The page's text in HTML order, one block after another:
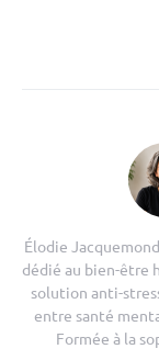
Élodie
dédié au bien-être
solution anti-
entre santé
Formée à la